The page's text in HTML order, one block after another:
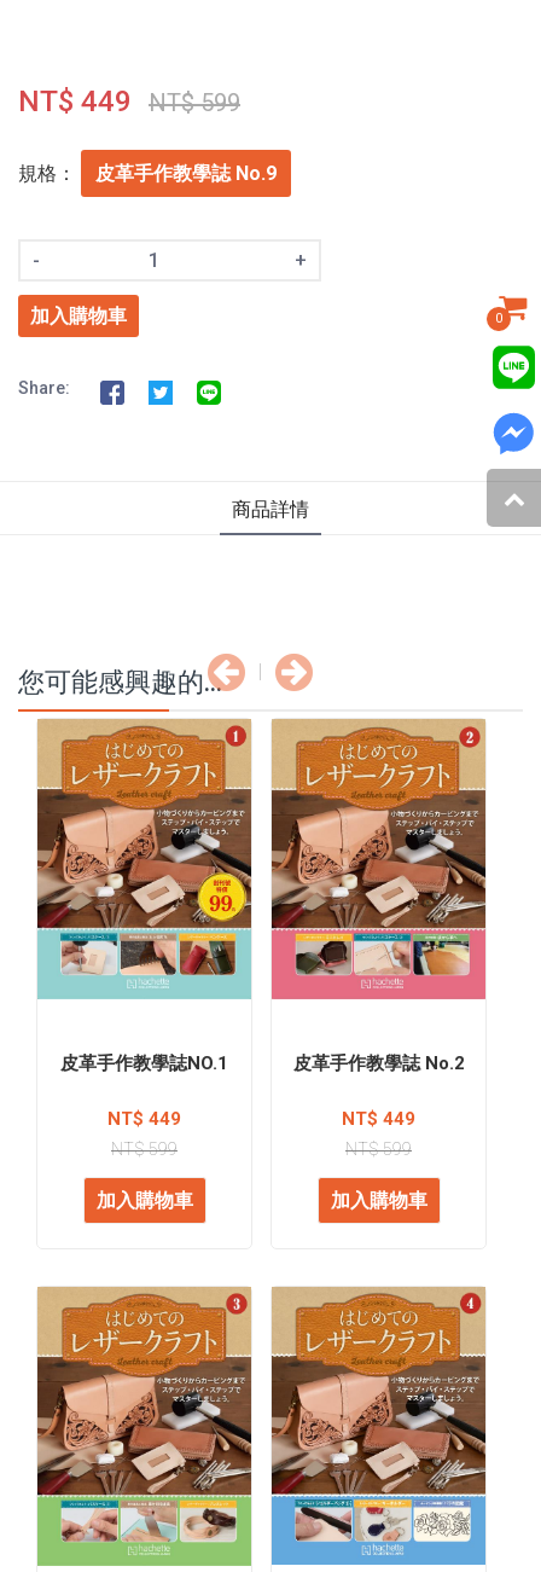
NT$ 449 NT$ 599
規格： 皮革手作教學誌 No.9
+
-
加入購物車
Share:
商品詳情
您可能感興趣的...
皮革手作教學誌NO.1
NT$ 449
NT$ 599
加入購物車
皮革手作教學誌 No.2
NT$ 449
NT$ 599
加入購物車
0